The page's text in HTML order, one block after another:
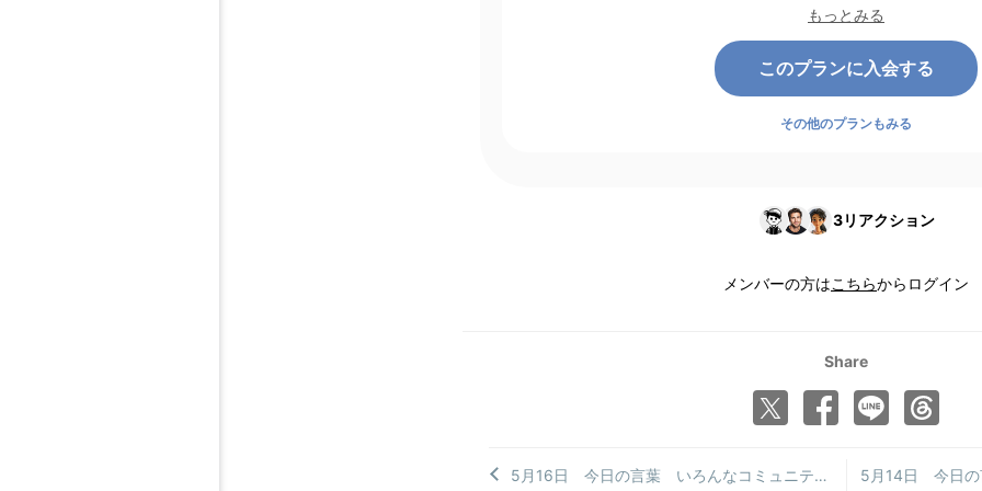
もっとみる
このプランに入会する
その他のプランもみる
3リアクション
メンバーの方はこちらからログイン
Share
5月16日 今日の言葉 いろんなコミュニティーに重所属する 5月14日 今日の言葉